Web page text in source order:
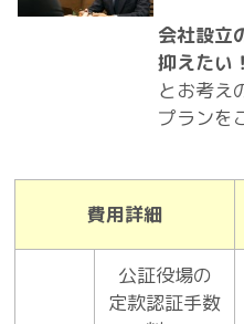
会社設立
抑えたい！
とお考え
プランを
費用詳細
公証役場の
定款認証手数